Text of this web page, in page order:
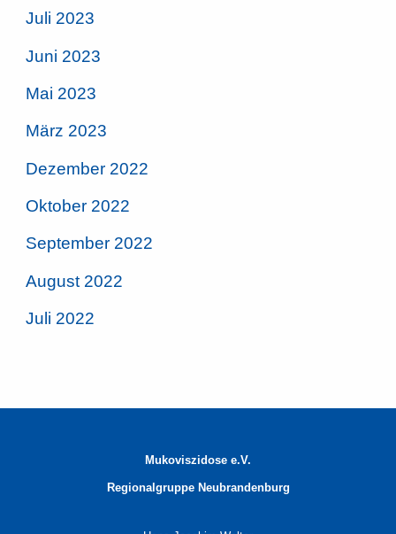
Juli 2023
Juni 2023
Mai 2023
März 2023
Dezember 2022
Oktober 2022
September 2022
August 2022
Juli 2022
Mukoviszidose e.V.
RegionalgruppeNeubrandenburg